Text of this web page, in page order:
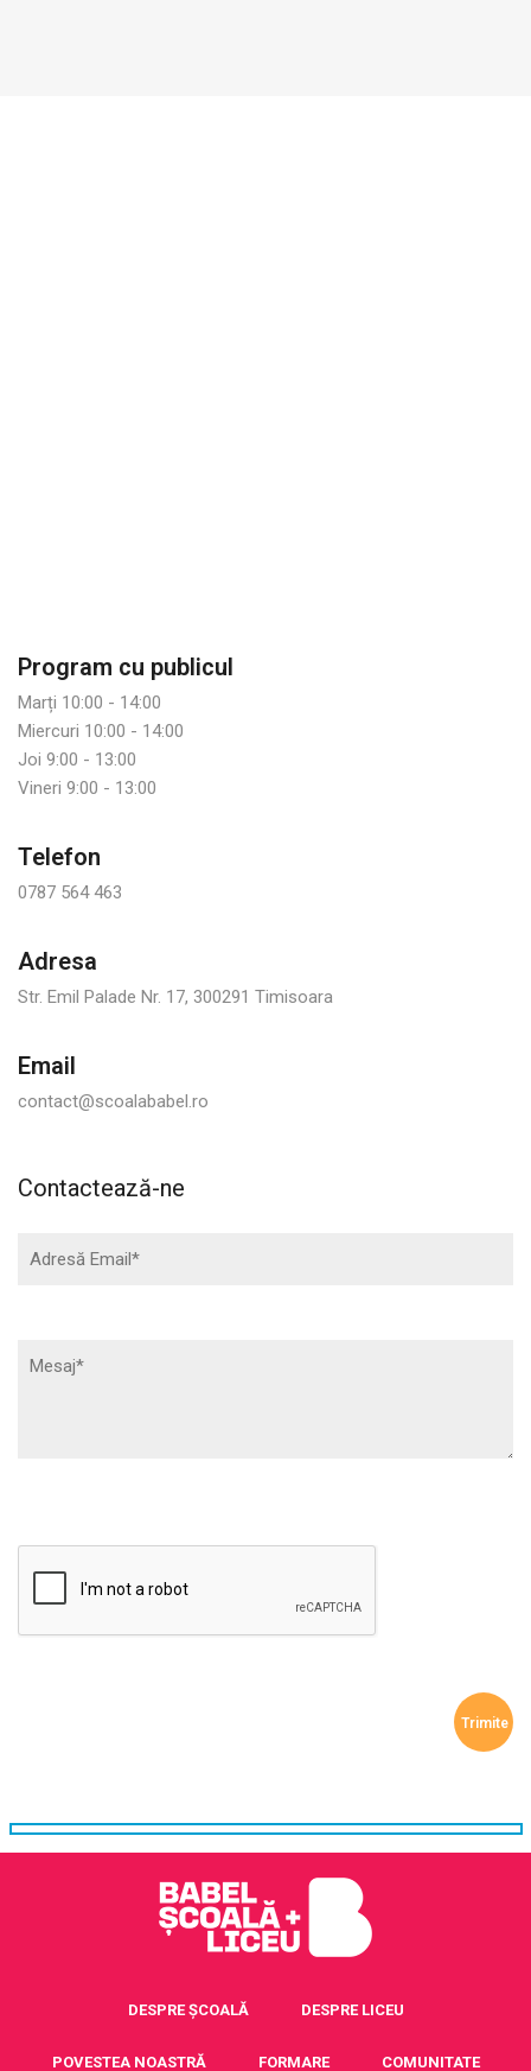
Program cu publicul
Marți 10:00 - 14:00
Miercuri 10:00 - 14:00
Joi 9:00 - 13:00
Vineri 9:00 - 13:00
Telefon
0787 564 463
Adresa
Str. Emil Palade Nr. 17, 300291 Timisoara
Email
contact@scoalababel.ro
Contactează-ne
DESPRE ȘCOALĂ DESPRE LICEU
POVESTEA NOASTRĂ FORMARE COMUNITATE